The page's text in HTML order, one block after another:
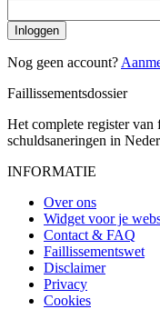
Inloggen
Nog geen account?
Faillissementsdossier
Het complete register van
schuldsaneringen in
INFORMATIE
Over ons
Widget voor je
Contact & FAQ
Faillissementswet
Disclaimer
Privacy
Cookies